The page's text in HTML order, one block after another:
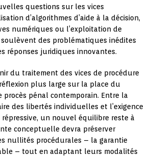
questions sur les vices
d’algorithmes d’aide à la décision,
numériques ou l’exploitation de
soulèvent des problématiques inédites
réponses juridiques innovantes.
du traitement des vices de procédure
plus large sur la place du
procès pénal contemporain. Entre la
des libertés individuelles et l’exigence
répressive, un nouvel équilibre reste à
conceptuelle devra préserver
nullités procédurales – la garantie
– tout en adaptant leurs modalités